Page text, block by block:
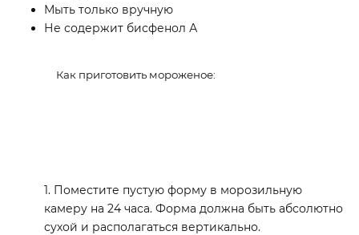
Мыть только вручную
Не содержит бисфенол А
Как приготовить мороженое:
1. Поместите пустую форму в морозильную
камеру на 24 часа. Форма должна быть абсолютно
сухой и располагаться вертикально.